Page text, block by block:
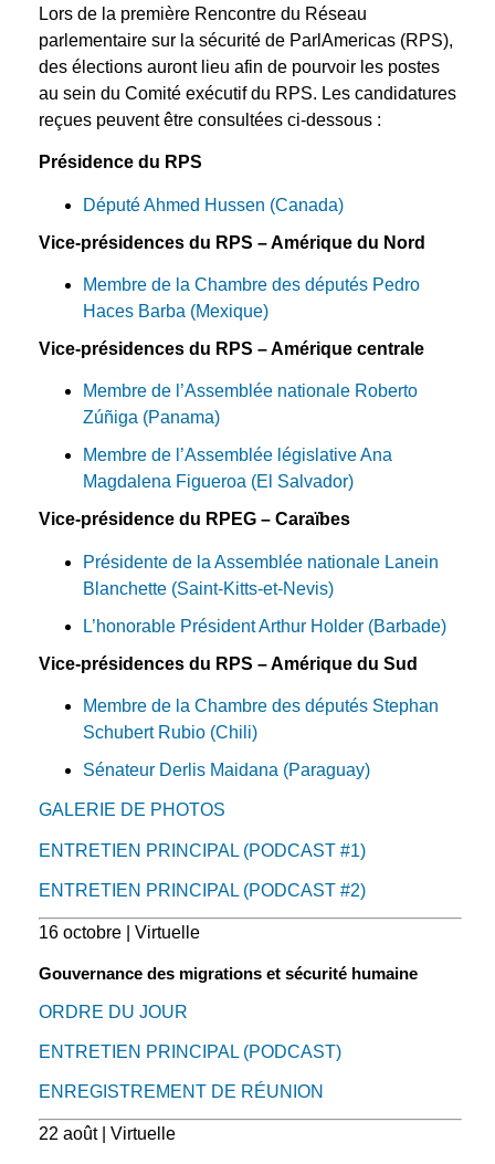
Lors de la première Rencontre du Réseau
parlementaire sur la sécurité de ParlAmericas (RPS),
des élections auront lieu afin de pourvoir les postes
au sein du Comité exécutif du RPS. Les candidatures
reçues peuvent être consultées ci-dessous :
Présidence du RPS
Député Ahmed Hussen (Canada)
Vice-présidences du RPS – Amérique du Nord
Membre de la Chambre des députés Pedro
Haces Barba (Mexique)
Vice-présidences du RPS – Amérique centrale
Membre de l’Assemblée nationale Roberto
Zúñiga (Panama)
Membre de l’Assemblée législative Ana
Magdalena Figueroa (El Salvador)
Vice-présidence du RPEG – Caraïbes
Présidente de la Assemblée nationale Lanein
Blanchette (Saint-Kitts-et-Nevis)
L’honorable Président Arthur Holder (Barbade)
Vice-présidences du RPS – Amérique du Sud
Membre de la Chambre des députés Stephan
Schubert Rubio (Chili)
Sénateur Derlis Maidana (Paraguay)
GALERIE DE PHOTOS
ENTRETIEN PRINCIPAL (PODCAST #1)
ENTRETIEN PRINCIPAL (PODCAST #2)
16 octobre | Virtuelle
Gouvernance des migrations et sécurité humaine
ORDRE DU JOUR
ENTRETIEN PRINCIPAL (PODCAST)
ENREGISTREMENT DE RÉUNION
22 août | Virtuelle